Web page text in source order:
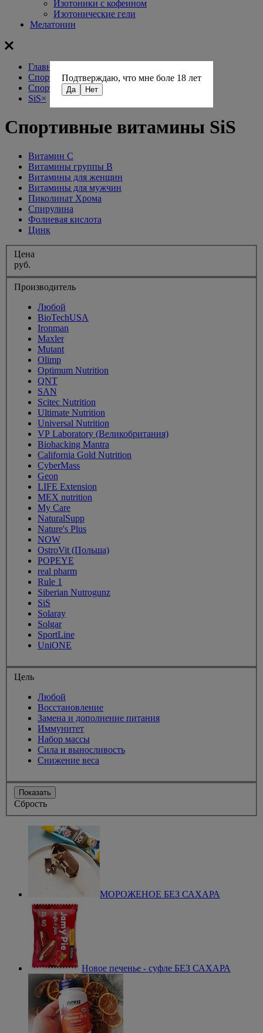
Изотоники с кофеином
Изотонические гели
Мелатонин
Главная
Спортивное питание
Спортивные витамины
SiS×
Спортивные витамины SiS
Витамин С
Витамины группы В
Витамины для женщин
Витамины для мужчин
Пиколинат Хрома
Спирулина
Фолиевая кислота
Цинк
Цена
руб.
Производитель
Любой
BioTechUSA
Ironman
Maxler
Mutant
Olimp
Optimum Nutrition
QNT
SAN
Scitec Nutrition
Ultimate Nutrition
Universal Nutrition
VP Laboratory (Великобритания)
Biohacking Mantra
California Gold Nutrition
CyberMass
Geon
LIFE Extension
MEX nutrition
My Care
NaturalSupp
Nature's Plus
NOW
OstroVit (Польша)
POPEYE
real pharm
Rule 1
Siberian Nutrogunz
SiS
Solaray
Solgar
SportLine
UniONE
Цель
Любой
Восстановление
Замена и дополнение питания
Иммунитет
Набор массы
Сила и выносливость
Снижение веса
Показать
Сбрость
МОРОЖЕНОЕ БЕЗ САХАРА
Новое печенье - суфле БЕЗ САХАРА
Подтверждаю, что мне боле 18 лет
Да Нет